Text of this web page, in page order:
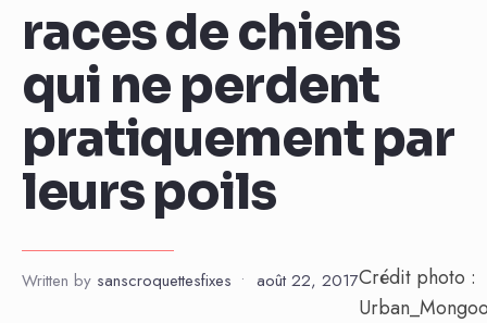
races de chiens
qui ne perdent
pratiquement par
leurs poils
Written by sanscroquettesfixes • août 22, 2017Crédit photo :